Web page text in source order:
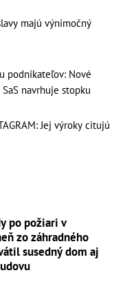
majú výnimočný
podnikateľov: Nové
navrhuje stopku
Jej výroky citujú
po požiari v
zo záhradného
susedný dom aj